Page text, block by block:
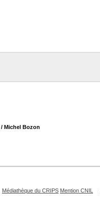
/ Michel Bozon
Médiathèque du CRIPS Mention CNIL